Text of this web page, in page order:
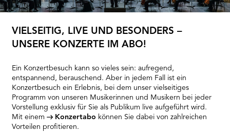
VIELSEITIG, LIVE UND BESONDERS –
UNSERE KONZERTE IM ABO!
Ein Konzertbesuch kann so vieles sein: aufregend,
entspannend, berauschend. Aber in jedem Fall ist ein
Konzertbesuch ein Erlebnis, bei dem unser vielseitiges
Programm von unseren Musikerinnen und Musikern bei jeder
Vorstellung exklusiv für Sie als Publikum live aufgeführt wird.
Mit einem
Konzertabo können Sie dabei von zahlreichen
Vorteilen profitieren.